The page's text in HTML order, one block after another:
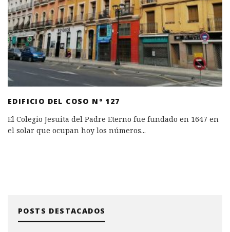
EDIFICIO DEL COSO Nº 127
El Colegio Jesuita del Padre Eterno fue fundado en 1647 en
el solar que ocupan hoy los números...
POSTS DESTACADOS